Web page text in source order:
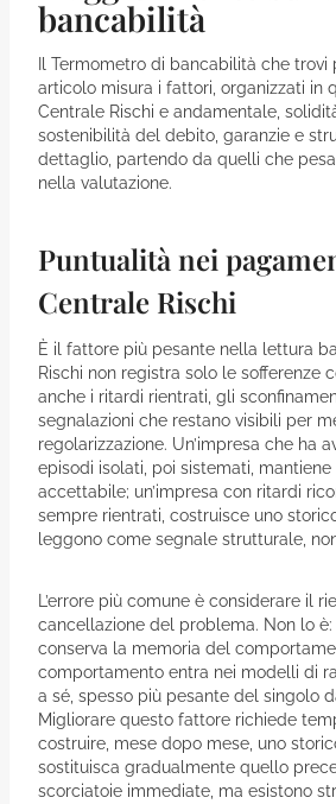
bancabilità
Il Termometro di bancabilità che trovi
articolo misura i fattori, organizzati in
Centrale Rischi e andamentale,
sostenibilità del debito, garanzie e
dettaglio, partendo da quelli che
nella valutazione.
Puntualità nei
Centrale Rischi
È il fattore più pesante nella lettura
Rischi non registra solo le sofferenze
anche i ritardi rientrati, gli
segnalazioni che restano visibili per
regolarizzazione. Un’impresa che ha
episodi isolati, poi sistemati,
accettabile; un’impresa con ritardi
sempre rientrati, costruisce uno
leggono come segnale strutturale,
L’errore più comune è considerare il
cancellazione del problema. Non lo è:
conserva la memoria del
comportamento entra nei modelli di
a sé, spesso più pesante del singolo
Migliorare questo fattore richiede
costruire, mese dopo mese, uno
sostituisca gradualmente quello
scorciatoie immediate, ma esistono